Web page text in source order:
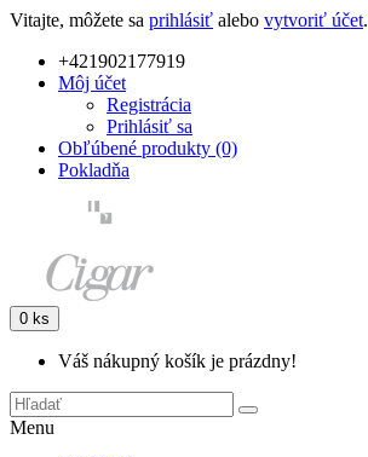
Vitajte, môžete sa prihlásiť alebo vytvoriť účet.
+421902177919
Môj účet
Registrácia
Prihlásiť sa
Obľúbené produkty (0)
Pokladňa
0 ks
Váš nákupný košík je prázdny!
Menu